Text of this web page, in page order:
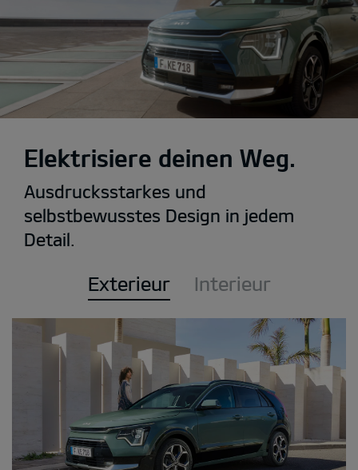
Elektrisiere deinen Weg.
Ausdrucksstarkes und
selbstbewusstes Design in jedem
Detail.
Exterieur Interieur